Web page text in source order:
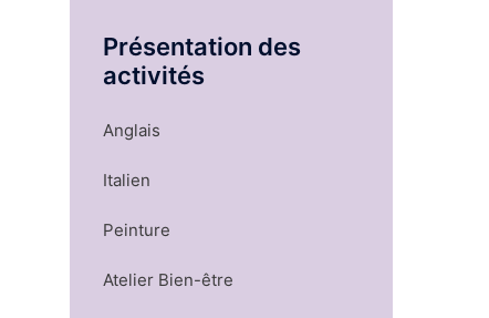
Présentation des
activités
Anglais
Italien
Peinture
Atelier Bien-être